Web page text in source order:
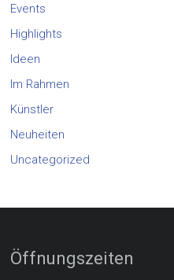
Events
Highlights
Ideen
Im Rahmen
Künstler
Neuheiten
Uncategorized
Öffnungszeiten